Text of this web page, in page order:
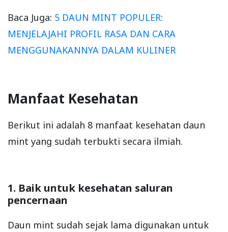
Baca Juga: 5 DAUN MINT POPULER:
MENJELAJAHI PROFIL RASA DAN CARA
MENGGUNAKANNYA DALAM KULINER
Manfaat Kesehatan
Berikut ini adalah 8 manfaat kesehatan daun
mint yang sudah terbukti secara ilmiah.
1. Baik untuk kesehatan saluran
pencernaan
Daun mint sudah sejak lama digunakan untuk